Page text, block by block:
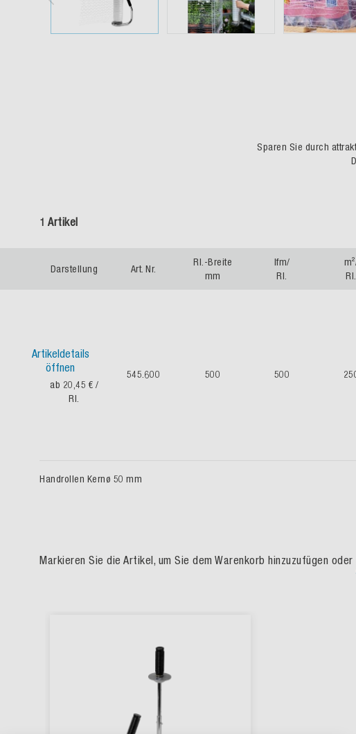
Sparen Sie durch
1 Artikel
Darstellung Art. Nr.
Rl.-Breite
mm
lfm/
Rl.
Rl.
Artikeldetails
öffnen
ab 20,45 € /
Rl.
545.600 500 500
Handrollen Kernø 50 mm
Markieren Sie die Artikel, um Sie dem Warenkorb hinzuzufügen oder